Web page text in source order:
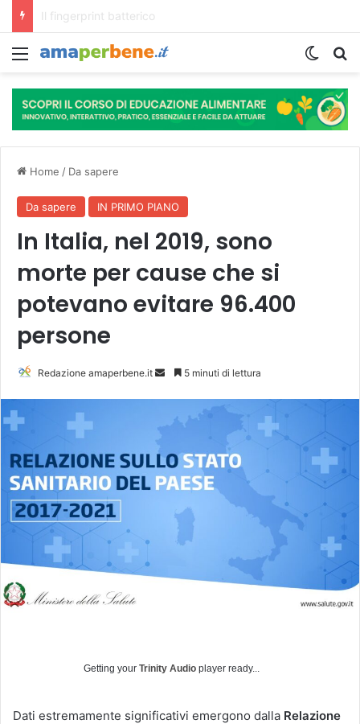
Menu
Home / Da sapere
Da sapere IN PRIMO PIANO
In Italia, nel 2019, sono
morte per cause che si
potevano evitare 96.400
persone
Redazione amaperbene.it
u
n
5 minuti di lettura
Getting your Trinity Audio player ready...
Dati estremamente significativi emergono dalla Relazione